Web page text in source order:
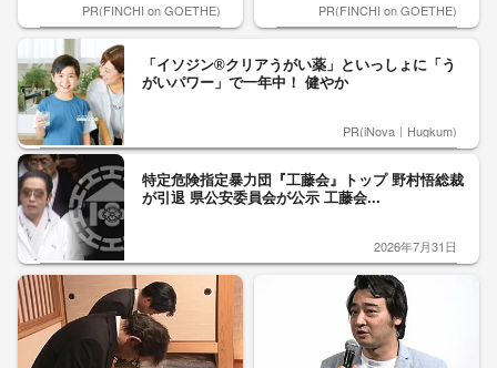
PR(FINCHI on GOETHE) PR(FINCHI on GOETHE)
「イソジン®クリアうがい薬」といっしょに「う
がいパワー」で一年中！ 健やか
PR(iNova｜Hugkum)
特定危険指定暴力団『工藤会』トップ 野村悟総裁
が引退 県公安委員会が公示 工藤会...
2026年7月31日